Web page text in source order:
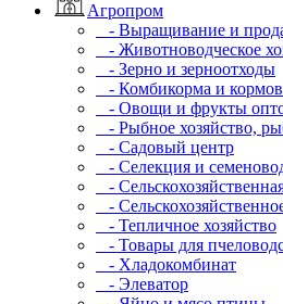
Агропром
- Выращивание и
- Животноводческое
- Зерно и зерноотходы
- Комбикорма и
- Овощи и фрукты
- Рыбное хозяйство,
- Садовый центр
- Селекция и
-
-
- Тепличное хозяйство
- Товары для
- Хладокомбинат
- Элеватор